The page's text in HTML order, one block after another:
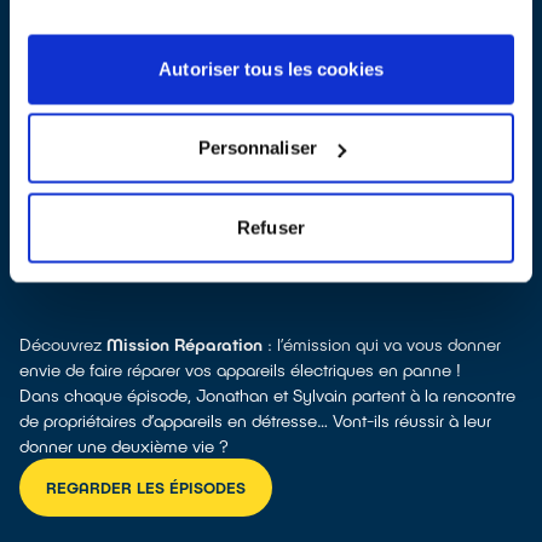
Autoriser tous les cookies
Personnaliser
Refuser
Toutes les réponses à vos questions sur la réparation
Découvrez Mission Réparation : l’émission qui va vous donner
envie de faire réparer vos appareils électriques en panne !
Dans chaque épisode, Jonathan et Sylvain partent à la rencontre
de propriétaires d’appareils en détresse… Vont-ils réussir à leur
donner une deuxième vie ?
REGARDER LES ÉPISODES